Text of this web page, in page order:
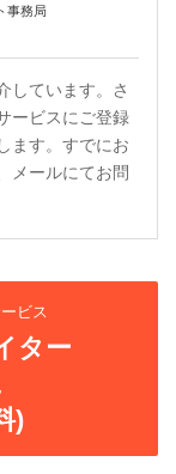
事務局
しています。さ
ービスにご登録
ます。すでにお
メールにてお問
ビス
ター
)